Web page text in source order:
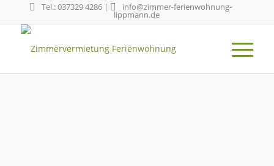
Tel.: 037329 4286 | info@zimmer-ferienwohnung-
lippmann.de